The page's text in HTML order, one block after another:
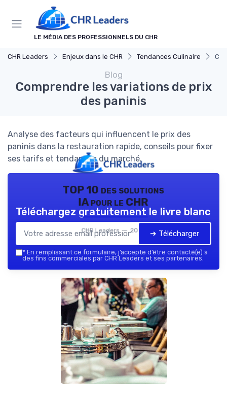
LE MÉDIA DES PROFESSIONNELS DU CHR
CHR Leaders Enjeux dans le CHR Tendances Culinaire
Blog
Comprendre les variations de prix
des paninis
Analyse des facteurs qui influencent le prix des
paninis dans la restauration rapide, conseils pour fixer
ses tarifs et tendances du marché.
TOP 10 des solutions
IA pour le CHR
CHR Leaders — 2026
Téléchargez gratuitement le livre blanc
➔ Télécharger
* En remplissant ce formulaire, j’accepte d’être contacté(e) à
des fins commerciales par CHR Leaders et ses partenaires.
Panneau de gestion des cookies